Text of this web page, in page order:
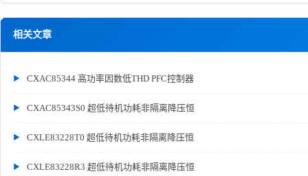
相关文章
CXAC85344 高功率因数低THD PFC控制器
CXAC85343S0 超低待机功耗非隔离降压恒
CXLE83228T0 超低待机功耗非隔离降压恒
CXLE83228R3 超低待机功耗非隔离降压恒